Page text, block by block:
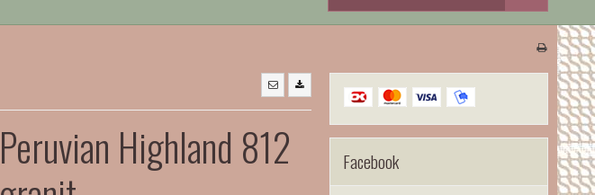
Peruvian Highland 812
Facebook